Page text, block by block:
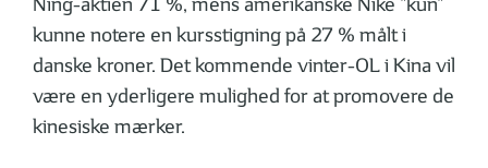
kunne notere en kursstigning på 27 % målt i
danske kroner. Det kommende vinter-OL i Kina vil
være en yderligere mulighed for at promovere de
kinesiske mærker.